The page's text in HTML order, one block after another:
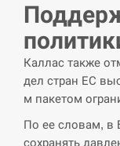
СЕРПЕНЬ
13:23
ответили,
СЕРПЕНЬ
Каллас также
дел стран ЕС
м пакетом
По ее словам, в
сохранять